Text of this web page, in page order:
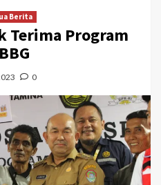
Berita
Terima Program
0